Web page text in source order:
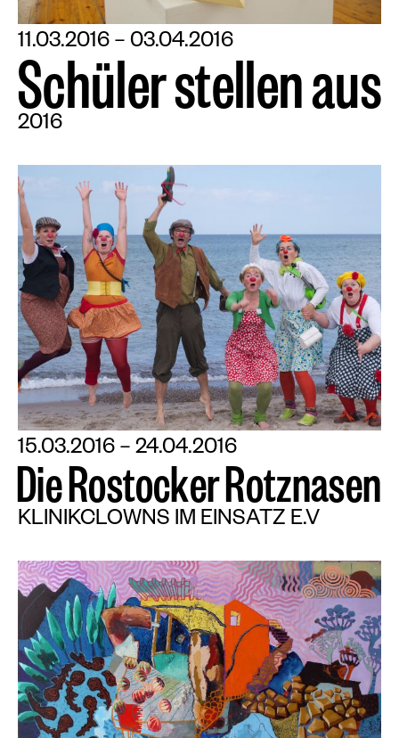
11.03.2016 – 03.04.2016
Schülerstellenaus
2016
15.03.2016 – 24.04.2016
DieRostockerRotznasen
KLINIKCLOWNS IM EINSATZ E.V